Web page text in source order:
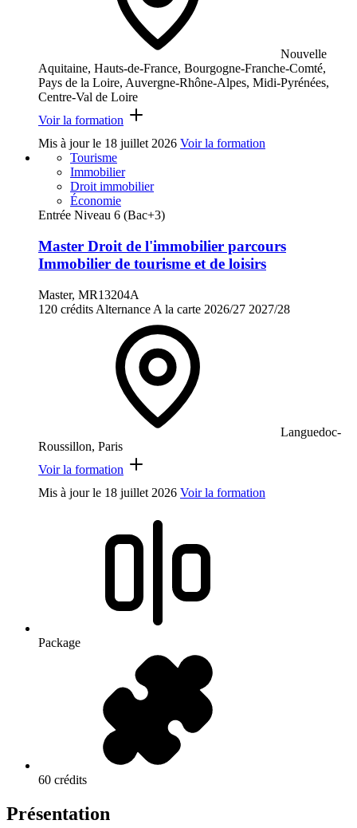
Nouvelle
Aquitaine, Hauts-de-France, Bourgogne-Franche-Comté,
Pays de la Loire, Auvergne-Rhône-Alpes, Midi-Pyrénées,
Centre-Val de Loire
Voir la formation
Mis à jour le 18 juillet 2026 Voir la formation
Tourisme
Immobilier
Droit immobilier
Économie
Entrée Niveau 6 (Bac+3)
Master Droit de l'immobilier parcours
Immobilier de tourisme et de loisirs
Master, MR13204A
120 crédits Alternance A la carte 2026/27 2027/28
Languedoc-
Roussillon, Paris
Voir la formation
Mis à jour le 18 juillet 2026 Voir la formation
Package
60 crédits
Présentation